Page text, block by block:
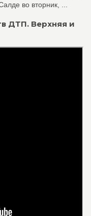
во вторник, ...
ДТП. Верхняя и